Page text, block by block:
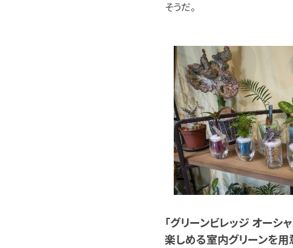
そうだ。
「グリーンビレッジ オー
楽しめる室内グリーンを用